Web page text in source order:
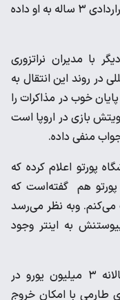
مهاجم پورتو برگزار شده و اینتر پیشنهاد قراردادی ۳ ساله به او داده
با مدیران نراتزوری
روند این انتقال به
خوب در مذاکرات را
بازی در اروپا است
منفی داده.
پورتو اعلام کرده که
پورتو هم گفته‌است که
وبه نظر می‌رسد
به اینتر وجود
پیشنهاد قراردادی ۳ ساله به ارزش سالانه ۳ میلیون یورو در
تومان برای طارمی با امکان خروج